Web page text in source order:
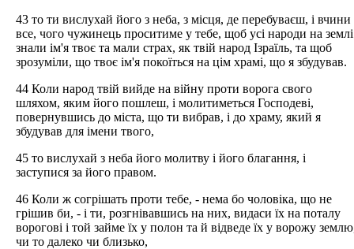
43 то ти вислухай його з неба, з місця, де перебуваєш, і вчини
все, чого чужинець проситиме у тебе, щоб усі народи на землі
знали ім'я твоє та мали страх, як твій народ Ізраїль, та щоб
зрозуміли, що твоє ім'я покоїться на цім храмі, що я збудував.
44 Коли народ твій вийде на війну проти ворога свого
шляхом, яким його пошлеш, і молитиметься Господеві,
повернувшись до міста, що ти вибрав, і до храму, який я
збудував для імени твого,
45 то вислухай з неба його молитву і його благання, і
заступися за його правом.
46 Коли ж согрішать проти тебе, - нема бо чоловіка, що не
грішив би, - і ти, розгнівавшись на них, видаси їх на поталу
ворогові і той займе їх у полон та й відведе їх у ворожу
чи то далеко чи близько,